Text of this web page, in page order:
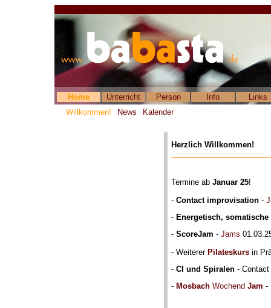
Home Unterricht Person Info
Links
Willkommen!
News Kalender
Herzlich Willkommen!
Termine ab Januar 25!
- Contact improvisation -
- Energetisch,
- ScoreJam - Jams
- Weiterer Pilateskurs in
- CI und Spiralen -
- Mosbach Wochend Jam -